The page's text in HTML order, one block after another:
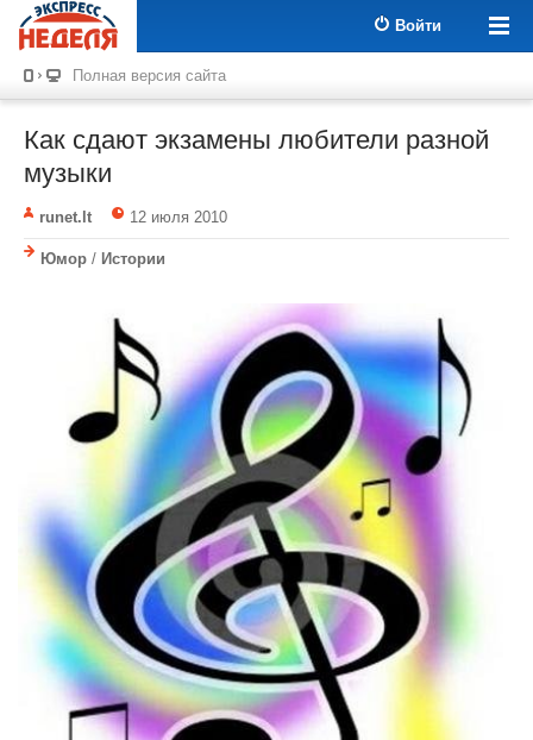
Войти
Полная версия сайта
Как сдают экзамены любители разной
музыки
runet.lt 12 июля 2010
Юмор / Истории